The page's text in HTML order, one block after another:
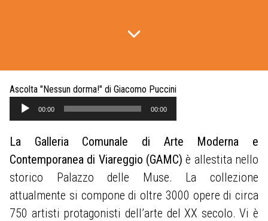
Ascolta "Nessun dorma!" di Giacomo Puccini
Audio
00:00 00:00
La Galleria Comunale di Arte Moderna e
Contemporanea di Viareggio (GAMC) è allestita nello
storico Palazzo delle Muse. La collezione
attualmente si compone di oltre 3000 opere di circa
750 artisti protagonisti dell’arte del XX secolo. Vi è